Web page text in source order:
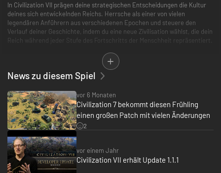
In Civilization VII prägen deine strategischen Entscheidungen die Kultur
deines sich entwickelnden Reichs. Herrsche als einer von vielen
legendären Anführern aus verschiedenen Epochen und steuere den
Verlauf deiner Geschichte, indem du eine neue Zivilisation wählst, die dein
Reich während jeder Stufe des Fortschritts der Menschheit repräsentiert.
Baue Städte und erschaffe architektonische Wunder, um dein Territorium
zu erweitern, verbessere deine Zivilisation mit technologischen
Durchbrüchen und erobere konkurrierende Zivilisationen oder kooperiere
einem immersiven Solo-Spiel nach Wohlstand oder spiele mit anderen
online im Multiplayer-Modus.**
Egal, ob du historische Pfade nachempfindest oder deinen ganz eigenen
Weg durch die Geschichte gehen willst – baue etwas, an das du glaubst,
und erschaffe eine Legende, die die Epochen von Civilization VII
überdauern wird.
ERSCHAFFE EIN REICH, DAS DIE ZEIT ÜBERDAUERT
News zu diesem Spiel
vor 6 Monaten
Civilization 7 bekommt diesen Frühling
einen großen Patch mit vielen Änderungen
2
vor einem Jahr
Civilization VII erhält Update 1.1.1